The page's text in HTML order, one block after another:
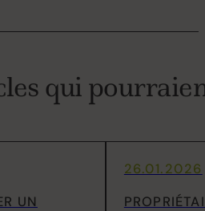
qui
UN
26.01.2026